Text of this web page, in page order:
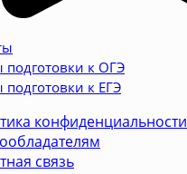
подготовки к ОГЭ
подготовки к ЕГЭ
конфиденциальности
связь